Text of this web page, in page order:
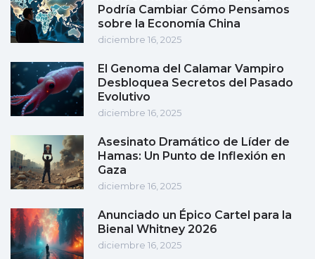
Podría Cambiar Cómo Pensamos
sobre la Economía China
diciembre 16, 2025
El Genoma del Calamar Vampiro
Desbloquea Secretos del Pasado
Evolutivo
diciembre 16, 2025
Asesinato Dramático de Líder de
Hamas: Un Punto de Inflexión en
Gaza
diciembre 16, 2025
Anunciado un Épico Cartel para la
Bienal Whitney 2026
diciembre 16, 2025